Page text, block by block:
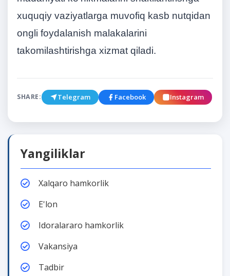
xuquqiy vaziyatlarga muvofiq kasb nutqidan
ongli foydalanish malakalarini
takomilashtirishga xizmat qiladi.
SHARE: Telegram Facebook Instagram
Yangiliklar
Xalqaro hamkorlik
E'lon
Idoralararo hamkorlik
Vakansiya
Tadbir